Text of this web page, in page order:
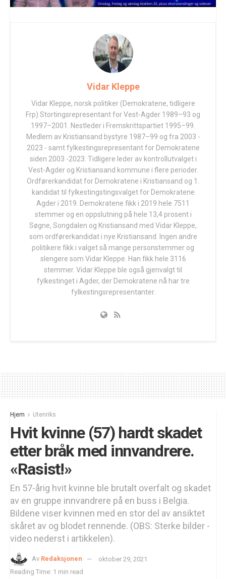
Vidar Kleppe
Vidar Kleppe, norsk politiker (Demokratene, tidligere
Frp) Stortingsrepresentant for Vest-Agder 1989–93 og
1997–2001. Nestleder i Fremskrittspartiet 1995–99.
Medlem av Kristiansand bystyre 1987–99 og fra 2003 -
2023 - samt fylkestingsrepresentant for Demokratene
siden 2003 -2023. Tidligere leder av kontrollutvalget i
Vest-Agder og Kristiansand kommune i flere perioder.
Ordførerkandidat for Demokratene i Kristiansand og 1.
kandidat til fylkestingstingsvalget for Demokratene
Agder i 2019. Demokratene fikk i 2019 hele 7511
stemmer og en oppslutning på hele 13,4 prosent i
Søgne, Songdalen og Kristiansand med Vidar Kleppe,
som ordførerkandidat i nye Kristiansand. Ingen andre
politikere fikk i valget så mange personstemmer og
slengere som Vidar Kleppe. Han fikk hele 3116
stemmer. Vidar Kleppe ble også gjenvalgt til
fylkestinget i Agder, der Demokratene nå har tre
fylkestingsrepresentanter.
Hjem Utenriks
Hvit kvinne (57) hardt skadet
etter bråk med innvandrere.
«Rasist!»
En 57-årig hvit kvinne ble brutalt overfalt og skadet
av en gruppe innvandrere på en buss i Belgia.
Bildene viser kvinnen med en stor del av ansiktet
skåret av og blodet rennende. (OBS: Sterke bilder -
video nederst i artikkelen).
Av Redaksjonen
oktober 29, 2021
Reading Time: 1 min read